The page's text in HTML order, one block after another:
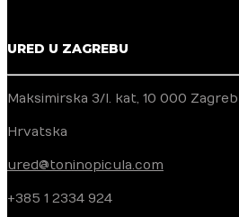
URED U ZAGREBU
Maksimirska 3/I. kat, 10 000 Zagreb
Hrvatska
ured@toninopicula.com
+385 1 2334 924